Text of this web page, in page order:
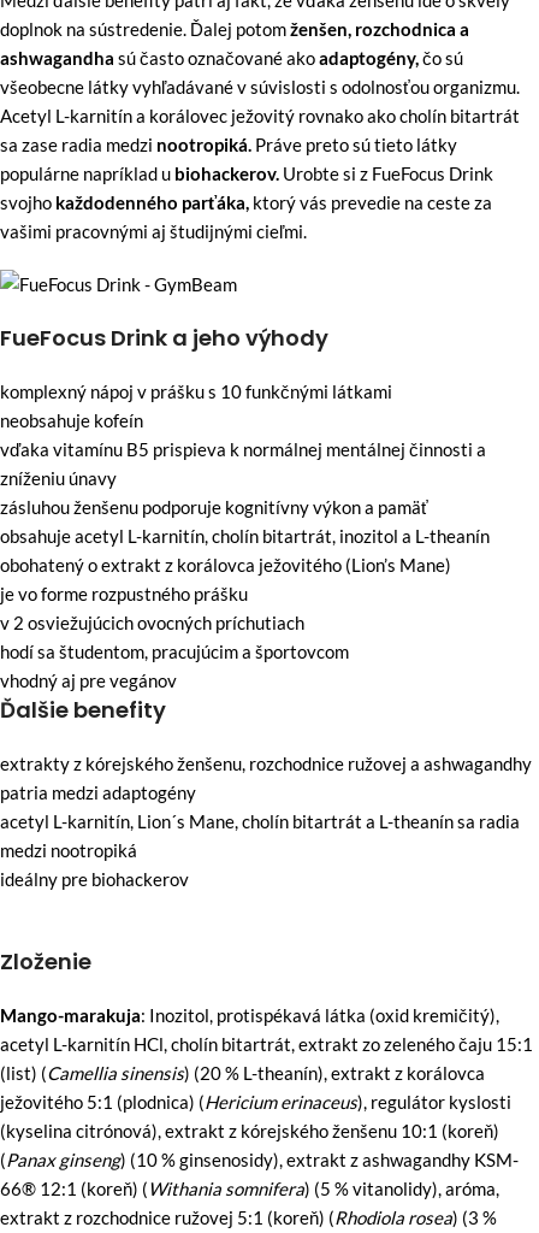
doplnok na sústredenie. Ďalej potomženšen, rozchodnica a
ashwagandha sú často označované akoadaptogény, čo sú
všeobecne látky vyhľadávané v súvislosti s odolnosťou organizmu.
Acetyl L-karnitín a korálovec ježovitý rovnako ako cholín bitartrát
sa zase radia medzi nootropiká. Práve preto sú tieto látky
populárne napríklad u biohackerov. Urobte si z FueFocus Drink
svojho každodenného parťáka, ktorý vás prevedie na ceste za
vašimi pracovnými aj študijnými cieľmi.
FueFocus Drink a jeho výhody
komplexný nápoj v prášku s 10 funkčnými látkami
neobsahuje kofeín
vďaka vitamínu B5 prispieva k normálnej mentálnej činnosti a
zníženiu únavy
zásluhou ženšenu podporuje kognitívny výkon a pamäť
obsahuje acetyl L-karnitín, cholín bitartrát, inozitol a L-theanín
obohatený o extrakt z korálovca ježovitého (Lion’s Mane)
je vo forme rozpustného prášku
v 2 osviežujúcich ovocných príchutiach
hodí sa študentom, pracujúcim a športovcom
vhodný aj pre vegánov
Ďalšie benefity
extrakty z kórejského ženšenu, rozchodnice ružovej a ashwagandhy
patria medzi adaptogény
acetyl L-karnitín, Lion´s Mane, cholín bitartrát a L-theanín sa radia
medzi nootropiká
ideálny pre biohackerov
Zloženie
Mango-marakuja: Inozitol, protispékavá látka (oxid kremičitý),
acetyl L-karnitín HCl, cholín bitartrát, extrakt zo zeleného čaju 15:1
(list) (Camellia sinensis) (20 % L-theanín), extrakt z korálovca
ježovitého 5:1 (plodnica) (Hericium erinaceus), regulátor kyslosti
(kyselina citrónová), extrakt z kórejského ženšenu 10:1 (koreň)
(Panax ginseng) (10 % ginsenosidy), extrakt z ashwagandhy KSM-
66® 12:1 (koreň) (Withania somnifera) (5 % vitanolidy), aróma,
extrakt z rozchodnice ružovej 5:1 (koreň) (Rhodiola rosea) (3 %